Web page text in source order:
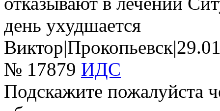
день ухудшается
Виктор|Прокопьевск|
№ 17879 ИДС
Подскажите пожалуйста